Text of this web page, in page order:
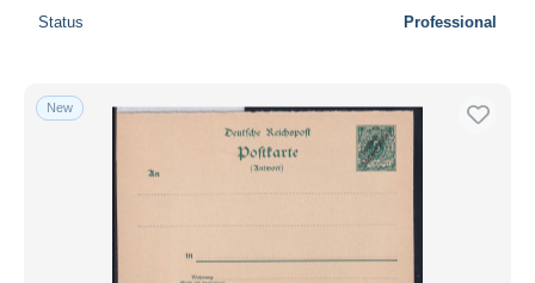
Status Professional
New